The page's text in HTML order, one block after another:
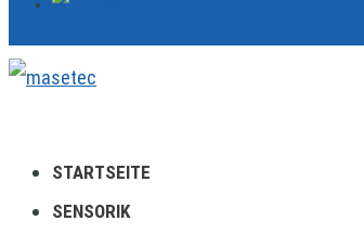
STARTSEITE
SENSORIK